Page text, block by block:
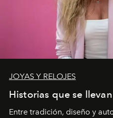
JOYAS Y RELOJES
Historias que se
Entre tradición, diseño y